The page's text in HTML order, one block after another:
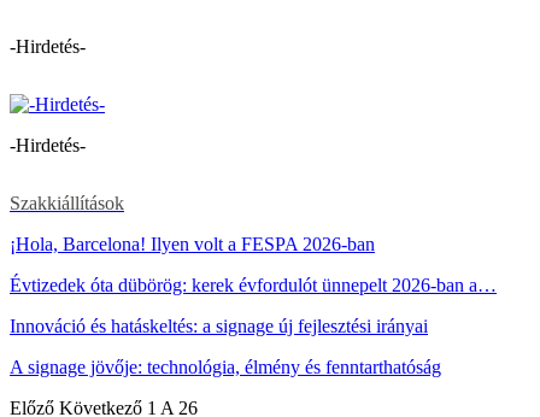
-Hirdetés-
-Hirdetés-
Szakkiállítások
¡Hola, Barcelona! Ilyen volt a FESPA 2026-ban
Évtizedek óta dübörög: kerek évfordulót ünnepelt 2026-ban a…
Innováció és hatáskeltés: a signage új fejlesztési irányai
A signage jövője: technológia, élmény és fenntarthatóság
Előző Következő 1 A 26